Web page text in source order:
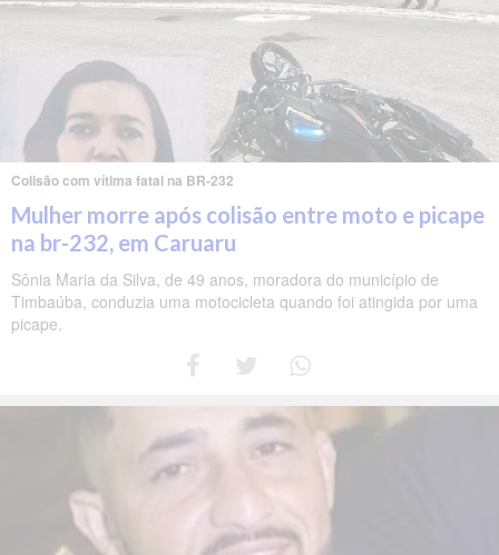
Colisão com vítima fatal na BR-232
Mulher morre após colisão entre moto e picape
na br-232, em Caruaru
Sônia Maria da Silva, de 49 anos, moradora do município de
Timbaúba, conduzia uma motocicleta quando foi atingida por uma
picape.